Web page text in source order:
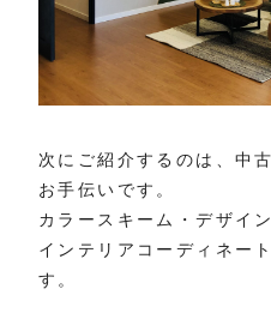
次にご紹介するのは、中
お手伝いです。
カラースキーム・デザイ
インテリアコーディネー
す。